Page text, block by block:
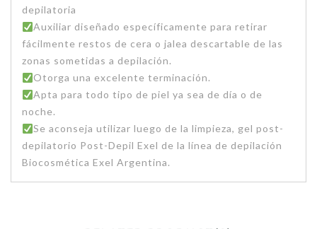
depilatoria
Auxiliar diseñado específicamente para retirar
fácilmente restos de cera o jalea descartable de las
zonas sometidas a depilación.
Otorga una excelente terminación.
Apta para todo tipo de piel ya sea de día o de
noche.
Se aconseja utilizar luego de la limpieza, gel post-
depilatorio Post-Depil Exel de la línea de depilación
Biocosmética Exel Argentina.